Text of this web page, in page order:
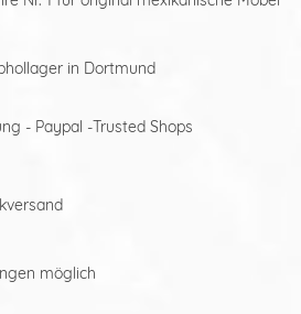
in Dortmund
- Paypal -Trusted Shops
möglich